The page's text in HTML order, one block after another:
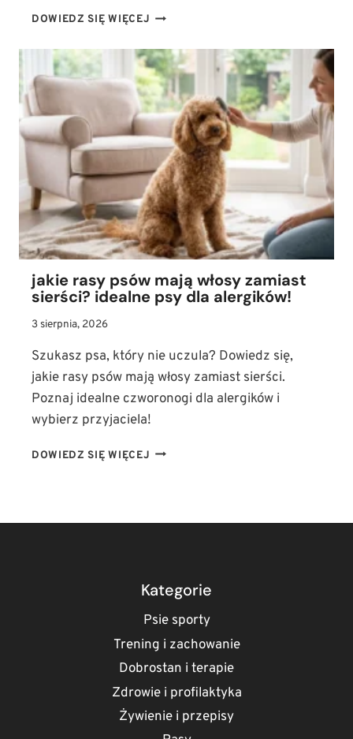
DOWIEDZ SIĘ WIĘCEJ PIES
GRYZOŃ
POD
JEDNYM
DACHEM?
SPRAWDŹ,
ILE
ZYJA
SZCZURY
DOMOWE
I
JAK
JE
ZAPOZNAĆ
PSEM
jakie rasy psów mają włosy zamiast
sierści? idealne psy dla alergików!
3 sierpnia, 2026
Szukasz psa, który nie uczula? Dowiedz się,
jakie rasy psów mają włosy zamiast sierści.
Poznaj idealne czworonogi dla alergików i
wybierz przyjaciela!
DOWIEDZ SIĘ WIĘCEJ JAKIE
PSY
ALERGIKÓW!
Kategorie
Psie sporty
Trening i zachowanie
Dobrostan i terapie
Zdrowie i profilaktyka
Żywienie i przepisy